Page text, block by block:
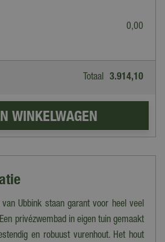
0,00
Totaal 3.914,10
van Ubbink staan garant voor heel veel
privézwembad in eigen tuin gemaakt
en robuust vurenhout. Het hout